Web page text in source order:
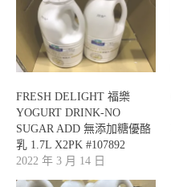
FRESH DELIGHT 福樂
YOGURT DRINK-NO
SUGAR ADD 無添加糖優酪
乳 1.7L X2PK #107892
2022 年 3 月 14 日